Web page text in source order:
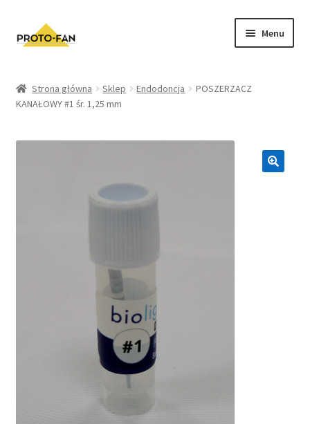
Menu
Kursy Stomatologiczne
O nas
Polityka prywatności
Strona główna Sklep Endodoncja
POSZERZACZ
KANAŁOWY #1 śr. 1,25 mm